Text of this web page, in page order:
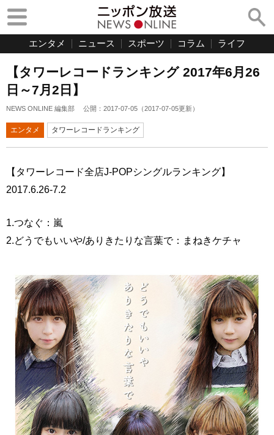
エンタメ ニュース スポーツ コラム ライフ
【タワーレコードランキング 2017年6月26
日～7月2日】
NEWS ONLINE 編集部 公開： 2017-07-05 （2017-07-05更新）
エンタメ タワーレコードランキング
【タワーレコード全店J-POPシングルランキング】
2017.6.26-7.2
1.つなぐ：嵐
2.どうでもいいや/ありきたりな言葉で：まねきケチャ